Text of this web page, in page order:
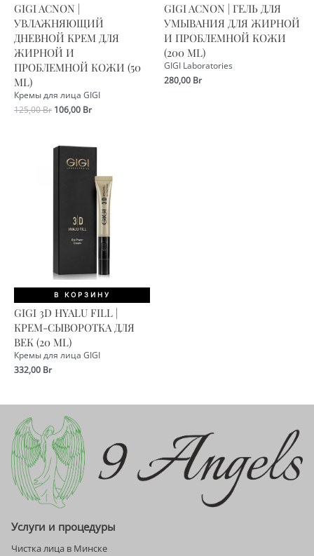
GIGI ACNON |
УВЛАЖНЯЮЩИЙ
ДНЕВНОЙ КРЕМ ДЛЯ
ЖИРНОЙ И
ПРОБЛЕМНОЙ КОЖИ (50
ML)
Кремы для лица GIGI
125,00Br Первоначальная
125,00 Br.
106,00 BrТекущая
GIGI ACNON | ГЕЛЬ ДЛЯ
УМЫВАНИЯ ДЛЯ ЖИРНОЙ
И ПРОБЛЕМНОЙ КОЖИ
(200 ML)
GIGI Laboratories
280,00 Br
В КОРЗИНУ
GIGI 3D HYALU FILL |
КРЕМ-СЫВОРОТКА ДЛЯ
ВЕК (20 ML)
Кремы для лица GIGI
332,00 Br
Услуги и процедуры
Чистка лица в Минске